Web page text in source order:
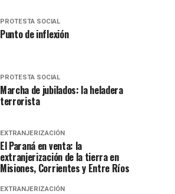
PROTESTA SOCIAL
Punto de inflexión
PROTESTA SOCIAL
Marcha de jubilados: la heladera
terrorista
EXTRANJERIZACIÓN
El Paraná en venta: la
extranjerización de la tierra en
Misiones, Corrientes y Entre Ríos
EXTRANJERIZACIÓN